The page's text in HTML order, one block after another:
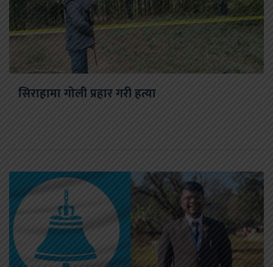
सिराहामा गोली प्रहार गरी हत्या